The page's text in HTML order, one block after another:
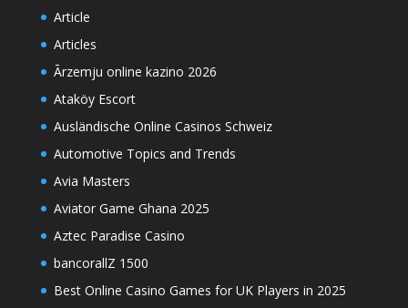
Article
Articles
Ārzemju online kazino 2026
Ataköy Escort
Ausländische Online Casinos Schweiz
Automotive Topics and Trends
Avia Masters
Aviator Game Ghana 2025
Aztec Paradise Casino
bancorallZ 1500
Best Online Casino Games for UK Players in 2025